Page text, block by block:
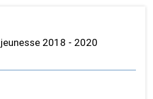
2018 - 2020